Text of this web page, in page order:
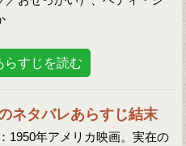
らすじを読む
ネタバレあらすじ結末
1950年アメリカ映画。実在の